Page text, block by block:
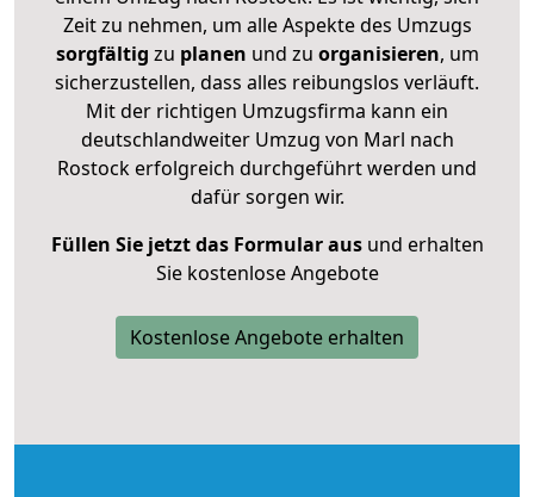
Zeit zu nehmen, um alle Aspekte des Umzugs
sorgfältig zu planen und zu organisieren, um
sicherzustellen, dass alles reibungslos verläuft.
Mit der richtigen Umzugsfirma kann ein
deutschlandweiter Umzug von Marl nach
Rostock erfolgreich durchgeführt werden und
dafür sorgen wir.
Füllen Sie jetzt das Formular ausund erhalten
Sie kostenlose Angebote
Kostenlose Angebote erhalten